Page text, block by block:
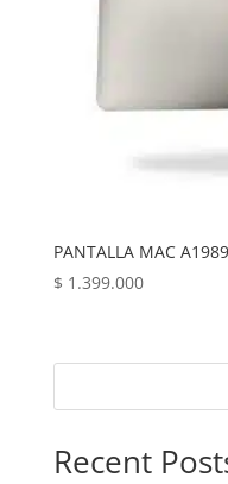
PANTALLA MAC
$ 1.399.000
Recent